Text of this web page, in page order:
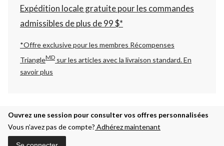
Expédition locale gratuite pour les commandes
admissibles de plus de 99 $*
*Offre exclusive pour les membres Récompenses
TriangleMD sur les articles avec la livraison standard.En
savoir plus
Ouvrez une session pour consulter vos offres personnalisées
Vous n’avez pas de compte? Adhérez maintenant